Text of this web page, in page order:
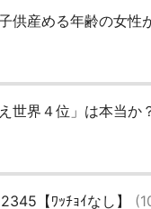
供産める年齢の女
世界４位」は本当か
【ﾜｯﾁｮｲなし】